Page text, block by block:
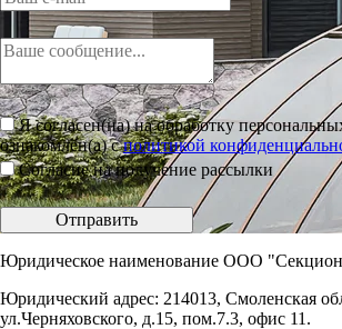
Я согласен(на) на обработку
ознакомлен(а) сполитикой
Согласие на получение рассылки
Отправить
Юридическое наименование ООО
Юридический адрес: 214013, Смоленская
ул.Черняховского, д.15, пом.7.3, офис 11.